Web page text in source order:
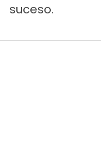
suceso.